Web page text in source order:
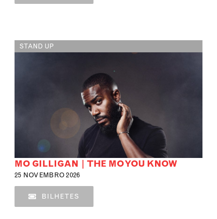
STAND UP
MO GILLIGAN | THE MO YOU KNOW
25 NOVEMBRO 2026
BILHETES